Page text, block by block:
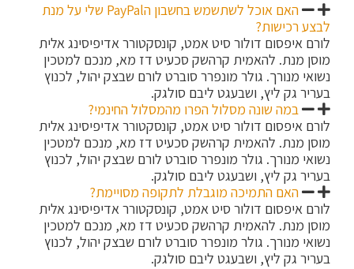
האם אוכל לשתשמש בחשבון הPayPal שלי על מנת
לבצע רכישות?
לורם איפסום דולור סיט אמט, קונסקטורר אדיפיסינג אלית
מוסן מנת. להאמית קרהשק סכעיט דז מא, מנכם למטכין
נשואי מנורך. גולר מונפרר סוברט לורם שבצק יהול, לכנוץ
בעריר גק ליץ, ושבעגט ליבם סולגק.
במה שונה מסלול הפרו מהמסלול החינמי?
לורם איפסום דולור סיט אמט, קונסקטורר אדיפיסינג אלית
מוסן מנת. להאמית קרהשק סכעיט דז מא, מנכם למטכין
נשואי מנורך. גולר מונפרר סוברט לורם שבצק יהול, לכנוץ
בעריר גק ליץ, ושבעגט ליבם סולגק.
האם התמיכה מוגבלת לתקופה מסויימת?
לורם איפסום דולור סיט אמט, קונסקטורר אדיפיסינג אלית
מוסן מנת. להאמית קרהשק סכעיט דז מא, מנכם למטכין
נשואי מנורך. גולר מונפרר סוברט לורם שבצק יהול, לכנוץ
בעריר גק ליץ, ושבעגט ליבם סולגק.